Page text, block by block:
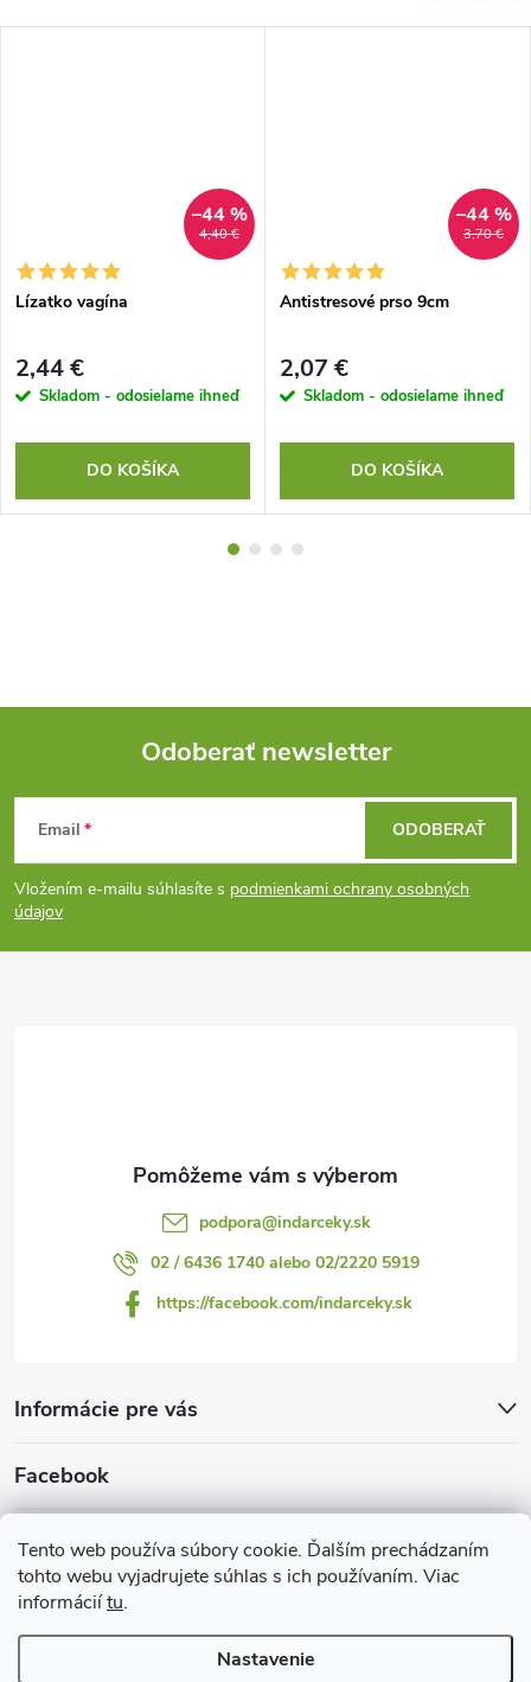
Tento web používa súbory cookie. Ďalším prechádzaním
tohto webu vyjadrujete súhlas s ich používaním. Viac
informáciítu.
Nastavenie
4,40 €
–44 %
Lízatko vagína
2,44 €
Skladom - odosielame ihneď
DO KOŠÍKA
3,70 €
–44 %
Antistresové prso 9cm
2,07 €
Skladom - odosielame ihneď
DO KOŠÍKA
Z
á
p
Odoberať newsletter
Email
Vložením e-mailu súhlasíte s podmienkami ochrany osobných
údajov
ODOBERAŤ
podpora@indarceky.sk
02 / 6436 1740 alebo 02/2220 5919
https://facebook.com/indarceky.sk
Informácie pre vás
Facebook
Prijímame online platby